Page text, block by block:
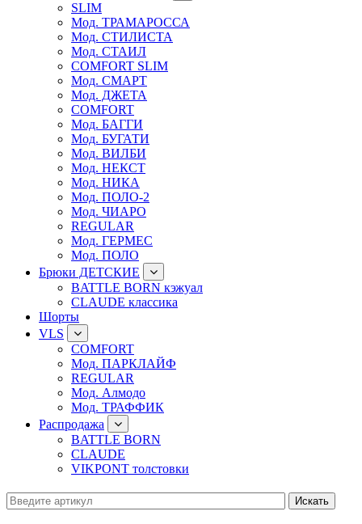
SLIM
Мод. ТРАМАРОССА
Мод. СТИЛИСТА
Мод. СТАИЛ
COMFORT SLIM
Мод. СМАРТ
Мод. ДЖЕТА
COMFORT
Мод. БАГГИ
Мод. БУГАТИ
Мод. ВИЛБИ
Мод. НЕКСТ
Мод. НИКА
Мод. ПОЛО-2
Мод. ЧИАРО
REGULAR
Мод. ГЕРМЕС
Мод. ПОЛО
Брюки ДЕТСКИЕ
BATTLE BORN кэжуал
CLAUDE классика
Шорты
VLS
COMFORT
Мод. ПАРКЛАЙФ
REGULAR
Мод. Алмодо
Мод. ТРАФФИК
Распродажа
BATTLE BORN
CLAUDE
VIKPONT толстовки